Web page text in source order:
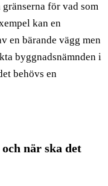
för vad som
kan en
en bärande vägg men
byggnadsnämnden i
behövs en
när ska det